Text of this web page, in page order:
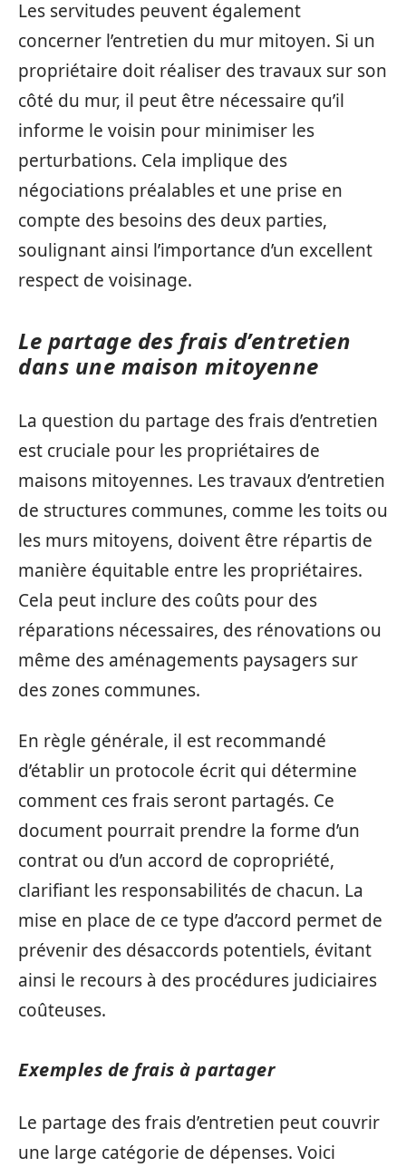
Les servitudes peuvent également
concerner l’entretien du mur mitoyen. Si un
propriétaire doit réaliser des travaux sur son
côté du mur, il peut être nécessaire qu’il
informe le voisin pour minimiser les
perturbations. Cela implique des
négociations préalables et une prise en
compte des besoins des deux parties,
soulignant ainsi l’importance d’un excellent
respect de voisinage.
Le partage des frais d’entretien
dans une maison mitoyenne
La question du partage des frais d’entretien
est cruciale pour les propriétaires de
maisons mitoyennes. Les travaux d’entretien
de structures communes, comme les toits ou
les murs mitoyens, doivent être répartis de
manière équitable entre les propriétaires.
Cela peut inclure des coûts pour des
réparations nécessaires, des rénovations ou
même des aménagements paysagers sur
des zones communes.
En règle générale, il est recommandé
d’établir un protocole écrit qui détermine
comment ces frais seront partagés. Ce
document pourrait prendre la forme d’un
contrat ou d’un accord de copropriété,
clarifiant les responsabilités de chacun. La
mise en place de ce type d’accord permet de
prévenir des désaccords potentiels, évitant
ainsi le recours à des procédures judiciaires
coûteuses.
Exemples de frais à partager
Le partage des frais d’entretien peut couvrir
une large catégorie de dépenses. Voici